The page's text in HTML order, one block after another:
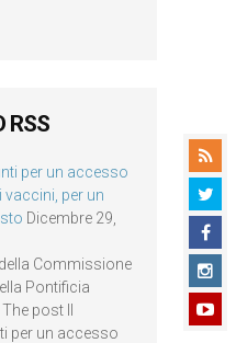
RSS
per un accesso
vaccini, per un
Dicembre 29,
Commissione
Pontificia
post Il
per un accesso